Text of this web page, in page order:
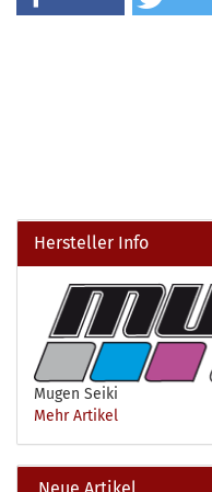
Hersteller Info
Mugen Seiki
Mehr Artikel